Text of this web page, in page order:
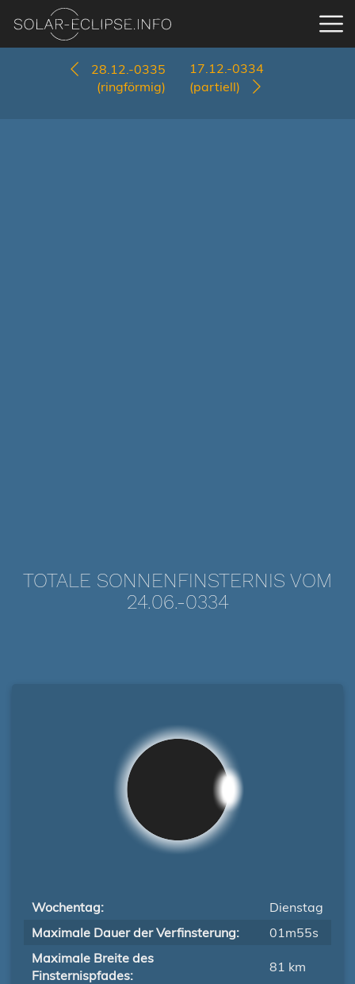
28.12.-0335
(ringförmig)
17.12.-0334
(partiell)
TOTALE SONNENFINSTERNIS VOM
24.06.-0334
Wochentag:
Dienstag
Maximale Dauer der Verfinsterung:
01m55s
Maximale Breite des
Finsternispfades:
81 km